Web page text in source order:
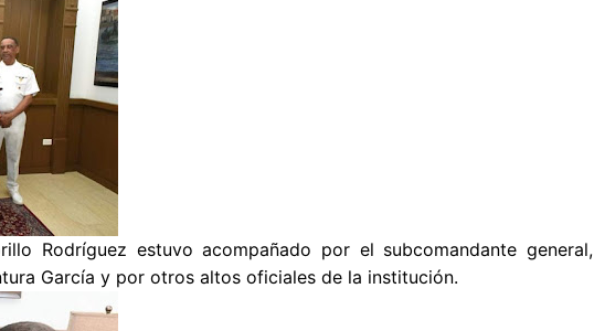
Rodríguez estuvo acompañado por el subcomandante general,
García y por otros altos oficiales de la institución.